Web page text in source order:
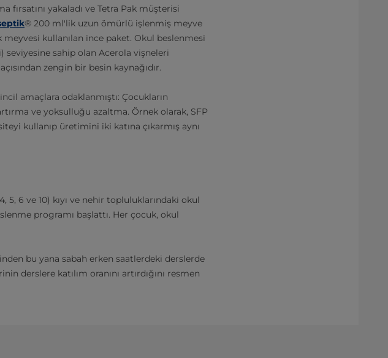
fırsatını yakaladı ve Tetra Pak müşterisi
® 200 ml'lik uzun ömürlü işlenmiş meyve
kullanılan ince paket. Okul beslenmesi
sahip olan Acerola vişneleri
zengin bir besin kaynağıdır.
amaçlara odaklanmıştı: Çocukların
ve yoksulluğu azaltma. Örnek olarak, SFP
kullanıp üretimini iki katına çıkarmış aynı
5, 6 ve 10) kıyı ve nehir topluluklarındaki okul
programı başlattı. Her çocuk, okul
bu yana sabah erken saatlerdeki derslerde
derslere katılım oranını artırdığını resmen